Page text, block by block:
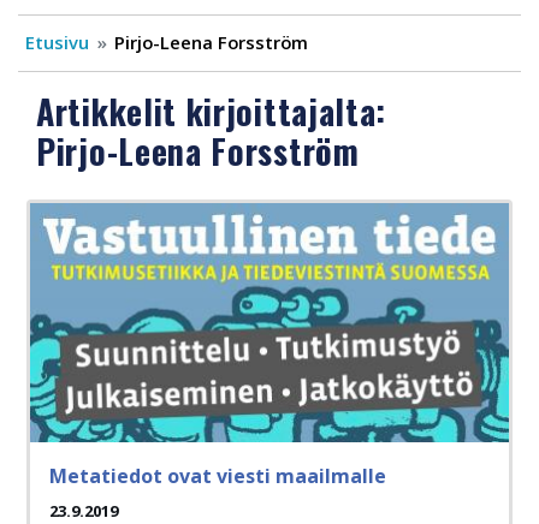
Etusivu Pirjo-Leena Forsström
Artikkelit kirjoittajalta:
Pirjo-Leena Forsström
Metatiedot ovat viesti maailmalle
23.9.2019